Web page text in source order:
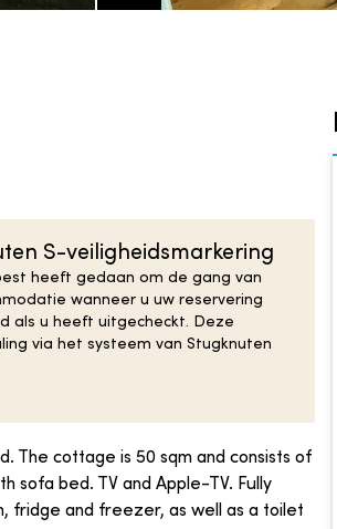
S-veiligheidsmarkering
heeft gedaan om de gang van
wanneer u uw reservering
als u heeft uitgecheckt. Deze
via het systeem van Stugknuten
The cottage is 50 sqm and consists of
sofa bed. TV and Apple-TV. Fully
fridge and freezer, as well as a toilet